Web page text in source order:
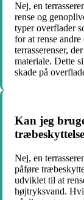
Nej, en
rense og
typer overflader
for at rense
terrasserenser,
materiale. Dette
skade på
Kan jeg
Nej, en
påføre
udviklet til at
højtryksvand.